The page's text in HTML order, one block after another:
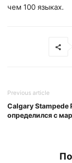
чем 100 языках.
Previous article
Calgary Stampede
определился с